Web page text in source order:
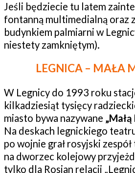
Jeśli będziecie tu latem
fontanną multimedialną oraz
budynkiem palmiarni w
niestety zamkniętym).
LEGNICA – MAŁA
W Legnicy do 1993 roku
kilkadziesiąt tysięcy
miasto bywa nazywane
Na deskach legnickiego
po wojnie grał rosyjski
na dworzec kolejowy
tylko dla Rosjan relacji